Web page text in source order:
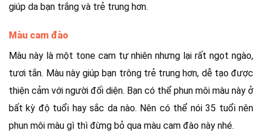
giúp da bạn trắng và trẻ trung hơn.
Màu cam đào
Màu này là một tone cam tự nhiên nhưng lại rất ngọt ngào,
tươi tắn. Màu này giúp bạn trông trẻ trung hơn, dễ tạo được
thiện cảm với người đối diện. Bạn có thể phun môi màu này ở
bất kỳ độ tuổi hay sắc da nào. Nên có thể nói 35 tuổi nên
phun môi màu gì thì đừng bỏ qua màu cam đào này nhé.